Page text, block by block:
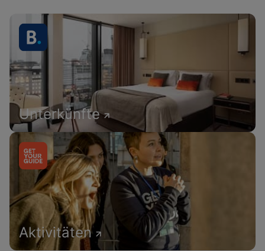
Unterkünfte
Aktivitäten